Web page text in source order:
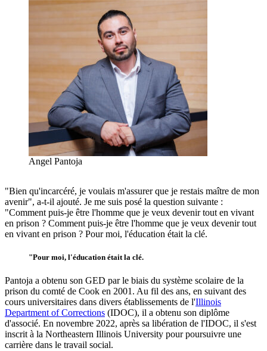
Angel Pantoja
"Bien qu'incarcéré, je voulais m'assurer que je restais maître de mon
avenir", a-t-il ajouté. Je me suis posé la question suivante :
"Comment puis-je être l'homme que je veux devenir tout en vivant
en prison ? Comment puis-je être l'homme que je veux devenir tout
en vivant en prison ? Pour moi, l'éducation était la clé.
"Pour moi, l'éducation était la clé.
Pantoja a obtenu son GED par le biais du système scolaire de la
prison du comté de Cook en 2001. Au fil des ans, en suivant des
cours universitaires dans divers établissements de l'Illinois
Department of Corrections (IDOC), il a obtenu son diplôme
d'associé. En novembre 2022, après sa libération de l'IDOC, il s'est
inscrit à la Northeastern Illinois University pour poursuivre une
carrière dans le travail social.